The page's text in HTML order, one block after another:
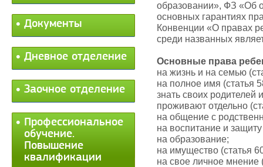
Документы
Дневное отделение
Заочное отделение
Профессиональное
обучение.
Повышение
квалификации
образовании», ФЗ «Об
основных гарантиях
Конвенции «О правах
среди названных
Основные права
на жизнь и на семью
на полное имя (статья
знать своих родителей
проживают отдельно
на общение с
на воспитание и
на образование;
на имущество (статья
на свое личное мнение